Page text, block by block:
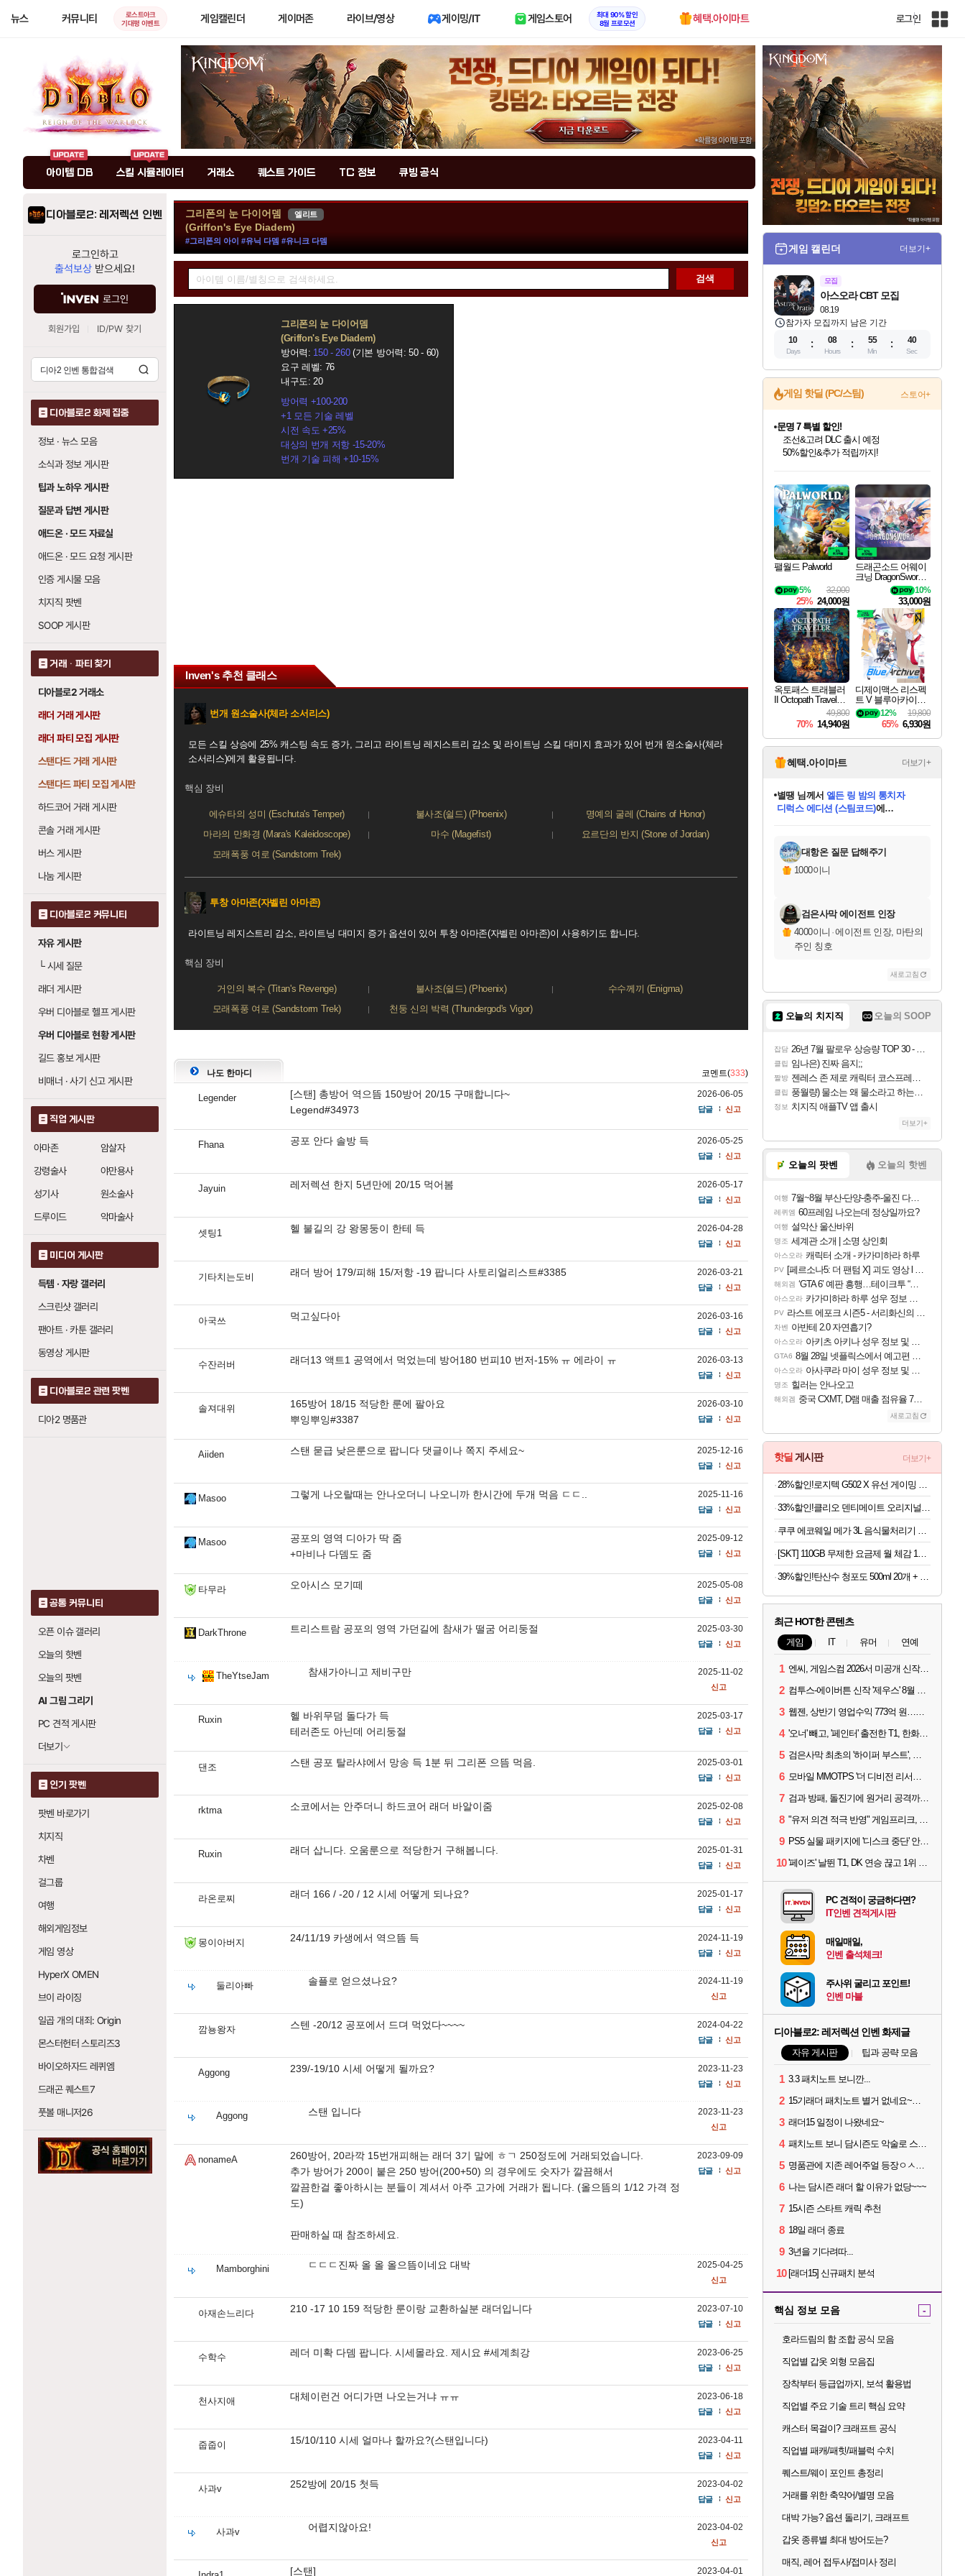
뉴스 커뮤니티
로스트아크
기대평 이벤트
게임캘린더 게이머존 라이브/영상 게이밍/IT 게임스토어
최대 90% 할인
8월 프로모션
혜택.아이마트 로그인
인
사
이
트
맵
아이템 DB 스킬 시뮬레이터 거래소 퀘스트 가이드 TC 정보 큐빙 공식
디아블로2: 레저렉션 인벤
로그인하고
출석보상 받으세요!
로그인
회원가입 ID/PW 찾기
디아블로2 화제 집중
정보 · 뉴스 모음
소식과 정보 게시판
팁과 노하우 게시판
질문과 답변 게시판
애드온 · 모드 자료실
애드온 · 모드 요청 게시판
인증 게시물 모음
치지직 팟벤
SOOP 게시판
거래 · 파티 찾기
디아블로2 거래소
래더 거래 게시판
래더 파티 모집 게시판
스탠다드 거래 게시판
스탠다드 파티 모집 게시판
하드코어 거래 게시판
콘솔 거래 게시판
버스 게시판
나눔 게시판
디아블로2 커뮤니티
자유 게시판
└시세 질문
래더 게시판
우버 디아블로 헬프 게시판
우버 디아블로 현황 게시판
길드 홍보 게시판
비매너 · 사기 신고 게시판
직업 게시판
아마존
암살자
강령술사
야만용사
성기사
원소술사
드루이드
악마술사
미디어 게시판
득템 · 자랑 갤러리
스크린샷 갤러리
팬아트 · 카툰 갤러리
동영상 게시판
디아블로2 관련 팟벤
디아2 명품관
공통 커뮤니티
오픈 이슈 갤러리
오늘의 핫벤
오늘의 팟벤
AI 그림 그리기
PC 견적 게시판
더보기
인기 팟벤
팟벤 바로가기
치지직
차벤
걸그룹
여행
해외게임정보
게임 영상
HyperX OMEN
브이 라이징
일곱 개의 대죄: Origin
몬스터헌터 스토리즈3
바이오하자드 레퀴엠
드래곤 퀘스트7
풋볼 매니저26
그리폰의 눈 다이어뎀 엘리트
(Griffon's Eye Diadem)
#그리폰의 아이 #유닉 다뎀 #유니크 다뎀
템
검색
그리폰의 눈 다이어뎀
(Griffon's Eye Diadem)
방어력: 150 - 260(기본 방어력: 50 - 60)
요구 레벨: 76
내구도: 20
방어력 +100-200
+1 모든 기술 레벨
시전 속도 +25%
대상의 번개 저항 -15-20%
번개 기술 피해 +10-15%
Inven's 추천 클래스
번개 원소술사(체라 소서리스)
모든 스킬 상승에 25% 캐스팅 속도 증가, 그리고 라이트닝 레지스트리 감소 및 라이트닝 스킬 대미지 효과가 있어 번개 원소술사(체라
소서리스)에게 활용됩니다.
핵심 장비
에슈타의 성미 (Eschuta's Temper) 불사조(쉴드) (Phoenix)
명예의 굴레 (Chains of Honor)
마라의 만화경 (Mara's Kaleidoscope)
마수 (Magefist)
요르단의 반지 (Stone of Jordan)
모래폭풍 여로 (Sandstorm Trek)
투창 아마존(자벨린 아마존)
라이트닝 레지스트리 감소, 라이트닝 대미지 증가 옵션이 있어 투창 아마존(자벨린 아마존)이 사용하기도 합니다.
핵심 장비
거인의 복수 (Titan's Revenge) 불사조(쉴드) (Phoenix)
수수께끼 (Enigma)
모래폭풍 여로 (Sandstorm Trek)
천둥 신의 박력 (Thundergod's Vigor)
글
영
나도 한마디 코멘트(333)
Legender
[스탠] 총방어 역으뜸 150방어 20/15 구매합니다~
Legend#34973
2026-06-05
답글 신고
Fhana 공포 안다 솔방 득 2026-05-25
답글 신고
Jayuin 레저렉션 한지 5년만에 20/15 먹어봄 2026-05-17
답글 신고
셋팅1 헬 불길의 강 왕몽둥이 한테 득 2026-04-28
답글 신고
기타치는도비 래더 방어 179/피해 15/저항 -19 팝니다 사토리얼리스트#3385 2026-03-21
답글 신고
아국쓰 먹고싶다아 2026-03-16
답글 신고
수잔러버 래더13 액트1 공역에서 먹었는데 방어180 번피10 번저-15% ㅠ 에라이 ㅠ 2026-03-13
답글 신고
솔져대위
165방어 18/15 적당한 룬에 팔아요
뿌잉뿌잉#3387
2026-03-10
답글 신고
Aiiden 스탠 묻급 낮은룬으로 팝니다 댓글이나 쪽지 주세요~ 2025-12-16
답글 신고
Masoo 그렇게 나오랄때는 안나오더니 나오니까 한시간에 두개 먹음 ㄷㄷ.. 2025-11-16
답글 신고
Masoo
공포의 영역 디아가 딱 줌
+마비나 다뎀도 줌
2025-09-12
답글 신고
타무라 오아시스 모기떼 2025-05-08
답글 신고
DarkThrone 트리스트람 공포의 영역 가던길에 참새가 떨굼 어리둥절 2025-03-30
답글 신고
TheYtseJam 참새가아니고 제비구만 2025-11-02
신고
Ruxin
헬 바위무덤 돌다가 득
테러존도 아닌데 어리둥절
2025-03-17
답글 신고
댄조 스탠 공포 탈라샤에서 망송 득 1분 뒤 그리폰 으뜸 먹음. 2025-03-01
답글 신고
rktma 소코에서는 안주더니 하드코어 래더 바알이줌 2025-02-08
답글 신고
Ruxin 래더 삽니다. 오움룬으로 적당한거 구해봅니다. 2025-01-31
답글 신고
라온로찌 래더 166 / -20 / 12 시세 어떻게 되나요? 2025-01-17
답글 신고
몽이아버지 24/11/19 카생에서 역으뜸 득 2024-11-19
답글 신고
둘리아빠 솔플로 얻으셨나요? 2024-11-19
신고
깜뇽왕자 스텐 -20/12 공포에서 드뎌 먹었다~~~~ 2024-04-22
답글 신고
Aggong 239/-19/10 시세 어떻게 될까요? 2023-11-23
답글 신고
Aggong 스탠 입니다 2023-11-23
신고
nonameA
260방어, 20라깍 15번개피해는 래더 3기 말에 ㅎㄱ 250정도에 거래되었습니다.
추가 방어가 200이 붙은 250 방어(200+50) 의 경우에도 숫자가 깔끔해서
깔끔한걸 좋아하시는 분들이 계셔서 아주 고가에 거래가 됩니다. (올으뜸의 1/12 가격 정
도)
판매하실 때 참조하세요.
2023-09-09
답글 신고
Mamborghini ㄷㄷㄷ진짜 올 올 올으뜸이네요 대박 2025-04-25
신고
아재손느리다 210 -17 10 159 적당한 룬이랑 교환하실분 래더입니다 2023-07-10
답글 신고
수학수 레더 미확 다뎀 팝니다. 시세몰라요. 제시요 #세계최강 2023-06-25
답글 신고
천사지애 대체이런건 어디가면 나오는거냐 ㅠㅠ 2023-06-18
답글 신고
줍줍이 15/10/110 시세 얼마나 할까요?(스탠입니다) 2023-04-11
답글 신고
사과v 252방에 20/15 첫득 2023-04-02
답글 신고
사과v 어렵지않아요! 2023-04-02
신고
[스탠] 2023-04-01
게임 캘린더 더보기+
모집
08.19
아스오라 CBT 모집
참가자 모집까지 남은 기간
10
Days
08
Hours
55
Min
39
Sec
게임 핫딜 (PC/스팀) 스토어+
최대 90% 할인가를 만나보세요!
네이버혜택과 함께 만나보세요!
문명 7 특별 할인!
조선&고려 DLC 출시 예정
50%할인&추가 적립까지!
네이버 포인트 혜택까지!
이니&베니 혜택까지!
네이버 혜택가와 함께 예약하세요!
할인&네이버혜택으로 만나보세요!
네이버페이 혜택과 만나보세요!
40주년 프로모션으로 만나보세요!
할인가에 만나보세요!
일부 에디션 상시 할인!
혜택으로 예약 판매 중
편안하게 충전하세요
팰월드 Palworld
32,000
5%
25% 24,000원
드래곤소드 어웨이
크닝 DragonSword A
10%
33,000원
옥토패스 트래블러
II Octopath Traveler I
49,800
70% 14,940원
디제이맥스 리스펙
트 V 블루아카이브
팩 DJMAX RESPE
CT V Blue Archive P
ack DLC
19,800
12%
65% 6,930원
혜택.아이마트 더보기+
교환.
별땡 님께서 엘든 링 밤의 통치자
디럭스 에디션 (스팀코드)에
당첨되셨습니다.
당첨되셨습니다.
당첨되셨습니다.
당첨되셨습니다.
당첨되셨습니다.
당첨되셨습니다.
에디션 (스팀코드)를 교환.
당첨되셨습니다.
대항온 질문 답해주기
1000이니
검은사막 에이전트 인장
4000이니 ·에이전트 인장, 마탄의
주인 칭호
새로고침
오늘의 치지직 오늘의 SOOP
잡담 26년 7월 팔로우 상승량 TOP 30 - 월간 치지직
클립 임나은) 진짜 음지;;
짤방 젠레스 존 제로 캐릭터 코스프레한 꽁주
클립 풍월량) 물소는 왜 물소라고 하는거야? 아! 그만 ㅋㅋ 알았어 ㅋㅋ
정보 치지직 애플TV 앱 출시
더보기+
오늘의 팟벤 오늘의 핫벤
여행 7월~8월 부산-단양-충주-울진 다녀왔어요~
레퀴엠 60프레임 나오는데 정상일까요?
여행 설악산 울산바위
명조 세계관 소개 | 소명 상인회
아스오라 캐릭터 소개 - 카가미하라 하루
PV [페르소나5: 더 팬텀 X] 괴도 영상 l 타카마키 안·댄싱 스타
해외겜 ‘GTA 6’ 예판 흥행…테이크투 “내부 예상 크게 넘어”
아스오라 카가미하라 하루 성우 정보 및 주요 필모
PV 라스트 에포크 시즌5 - 서리화신의 분노 티저
차벤 아반테 2.0 자연흡기?
아스오라 아키츠 아키나 성우 정보 및 주요 필모
GTA6 8월 28일 넷플릭스에서 예고편 공개 예정
아스오라 아사쿠라 마이 성우 정보 및 주요 필모
명조 힐러는 안나오고
해외겜 중국 CXMT, D램 매출 점유율 7%…글로벌 4위로 부상
새로고침
핫딜 게시판 더보기+
39%할인!탄산수 청포도 500ml 20개 + 레몬 500ml 20개, 40개
최근 HOT한 콘텐츠
게임 IT 유머 연예
1 엔씨, 게임스컴 2026서 미공개 신작 최초 공개
2 컴투스-에이버튼 신작 '제우스' 8월 26일 출시…"모두를 위한 경쟁"
3 웹젠, 상반기 영업수익 773억 원…순이익 89% 증가
4 '오너' 빼고, '페인터' 출전한 T1, 한화생명에 패배
5 검은사막 최초의 '하이퍼 부스트', 직접 해봤습니다
6 모바일 MMOTPS '더 디비전 리서전스', 6일 스팀에도 출시
7 검과 방패, 돌진기에 원거리 공격까지? 오버워치 '디몬' 플레이 영상
8 "유저 의견 적극 반영" 게임프리크, 비스트 오브 리인카네이션 개선 나선다
9 PS5 실물 패키지에 '디스크 중단' 안내 스티커 붙었다
10 '페이즈' 날뛴 T1, DK 연승 끊고 1위 지켜
PC 견적이 궁금하다면?
IT인벤 견적게시판
매일매일,
인벤 출석체크!
주사위 굴리고 포인트!
인벤 마블
디아블로2: 레저렉션 인벤 화제글
자유 게시판 팁과 공략 모음
1 3.3 패치노트 보니깐...
2 15기래더 패치노트 별거 없네요~없데이트수준?
3 래더15 일정이 나왔네요~
4 패치노트 보니 담시즌도 악술로 스타트
5 명품관에 지존 레어주얼 등장ㅇㅅㅇ...
6 나는 담시즌 래더 할 이유가 없당~~~
7 15시즌 스타트 캐릭 추천
8 18일 래더 종료
9 3년을 기다려따...
10 [래더15] 신규패치 분석
핵심 정보 모음 -
호라드림의 함 조합 공식 모음
직업별 갑옷 외형 모음집
장착부터 등급업까지, 보석 활용법
직업별 주요 기술 트리 핵심 요약
캐스터 목걸이? 크래프트 공식
직업별 패캐/패힛/패블럭 수치
퀘스트/웨이 포인트 총정리
거래를 위한 축약어/별명 모음
대박 가능? 옵션 돌리기, 크래프트
갑옷 종류별 최대 방어도는?
매직, 레어 접두사/접미사 정리